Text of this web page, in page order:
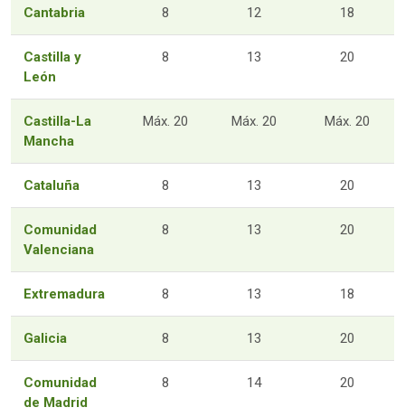
Cantabria 8 12 18
Castilla y
León
8 13 20
Castilla-La
Mancha
Máx. 20 Máx. 20 Máx. 20
Cataluña 8 13 20
Comunidad
Valenciana
8 13 20
Extremadura 8 13 18
Galicia 8 13 20
Comunidad
de Madrid
8 14 20